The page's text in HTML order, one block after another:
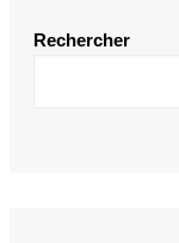
Rechercher